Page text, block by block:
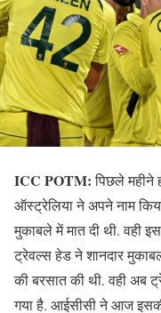
ICC POTM:पिछले महीने
ऑस्ट्रेलिया ने अपने नाम
मुकाबले में मात दी थी. वही
ट्रेवल्स हेड ने शानदार
की बरसात की थी. वही अब
गया है. आईसीसी ने आज